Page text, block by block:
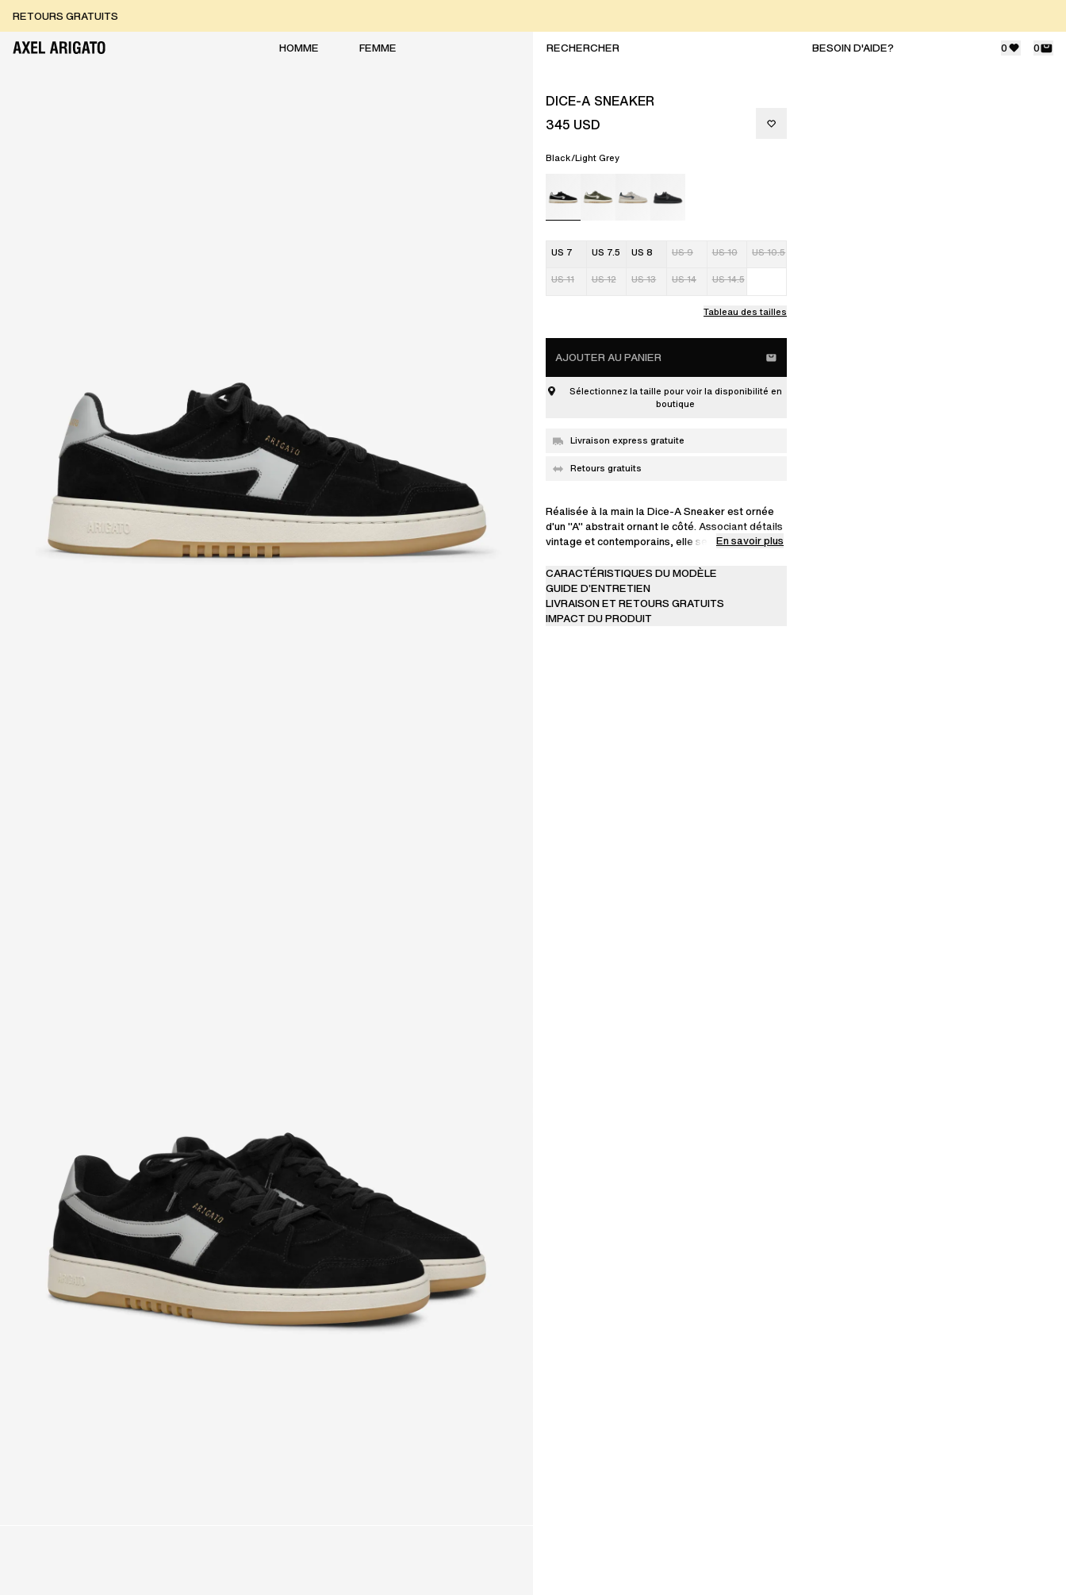
RETOURS GRATUITS
LIVRAISON EXPRESS GRATUITE
HOMME
FEMME BESOIN D'AIDE? 0 0
DICE-A SNEAKER
345 USD
Black/Light Grey
US 7 US 7.5 US 8 US 9 US 10 US 10.5
US 11 US 12 US 13 US 14 US 14.5
Tableau des tailles
AJOUTER AU PANIER
Sélectionnez la taille pour voir la disponibilité en
boutique
Livraison express gratuite
Retours gratuits
Réalisée à la main la Dice-A Sneaker est ornée
d'un "A" abstrait ornant le côté. Associant détails
vintage et contemporains, elle se compose
En savoir plus
CARACTÉRISTIQUES DU MODÈLE
GUIDE D’ENTRETIEN
LIVRAISON ET RETOURS GRATUITS
IMPACT DU PRODUIT